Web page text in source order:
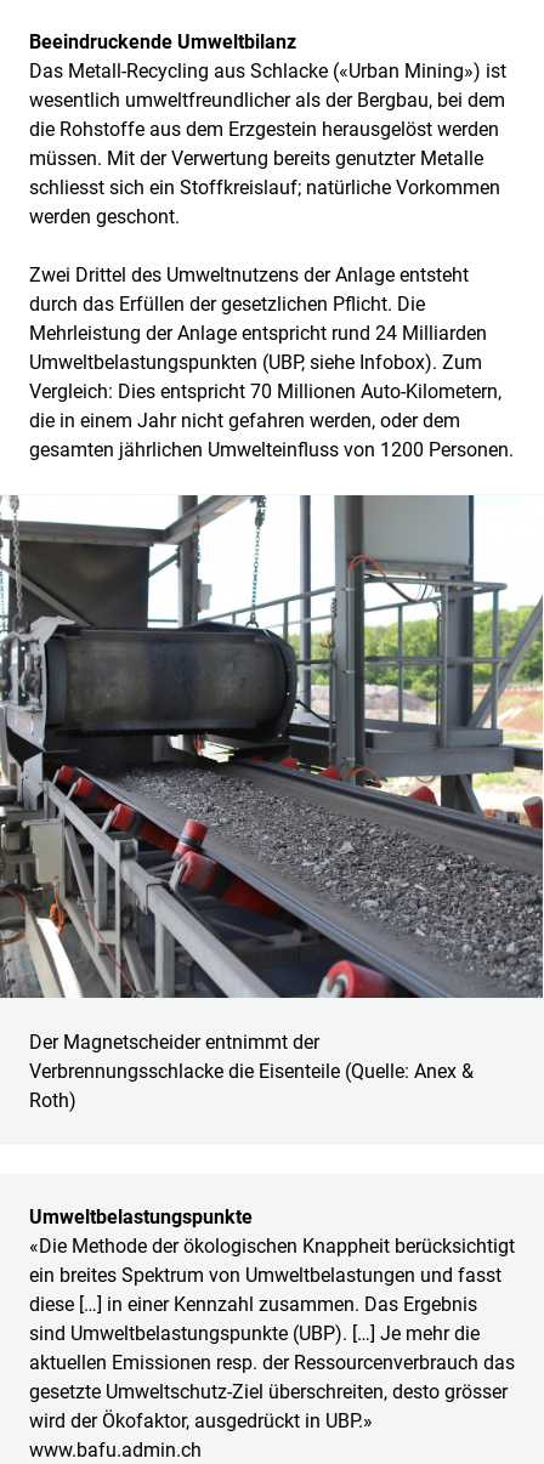
Beeindruckende Umweltbilanz
Das Metall-Recycling aus Schlacke («Urban Mining») ist
wesentlich umweltfreundlicher als der Bergbau, bei dem
die Rohstoffe aus dem Erzgestein herausgelöst werden
müssen. Mit der Verwertung bereits genutzter Metalle
schliesst sich ein Stoffkreislauf; natürliche Vorkommen
werden geschont.
Zwei Drittel des Umweltnutzens der Anlage entsteht
durch das Erfüllen der gesetzlichen Pflicht. Die
Mehrleistung der Anlage entspricht rund 24 Milliarden
Umweltbelastungspunkten (UBP, siehe Infobox). Zum
Vergleich: Dies entspricht 70 Millionen Auto-Kilometern,
die in einem Jahr nicht gefahren werden, oder dem
gesamten jährlichen Umwelteinfluss von 1200 Personen.
Der Magnetscheider entnimmt der
Verbrennungsschlacke die Eisenteile (Quelle: Anex &
Roth)
Umweltbelastungspunkte
«Die Methode der ökologischen Knappheit berücksichtigt
ein breites Spektrum von Umweltbelastungen und fasst
diese […] in einer Kennzahl zusammen. Das Ergebnis
sind Umweltbelastungspunkte (UBP). […] Je mehr die
aktuellen Emissionen resp. der Ressourcenverbrauch das
gesetzte Umweltschutz-Ziel überschreiten, desto grösser
wird der Ökofaktor, ausgedrückt in UBP.»
www.bafu.admin.ch